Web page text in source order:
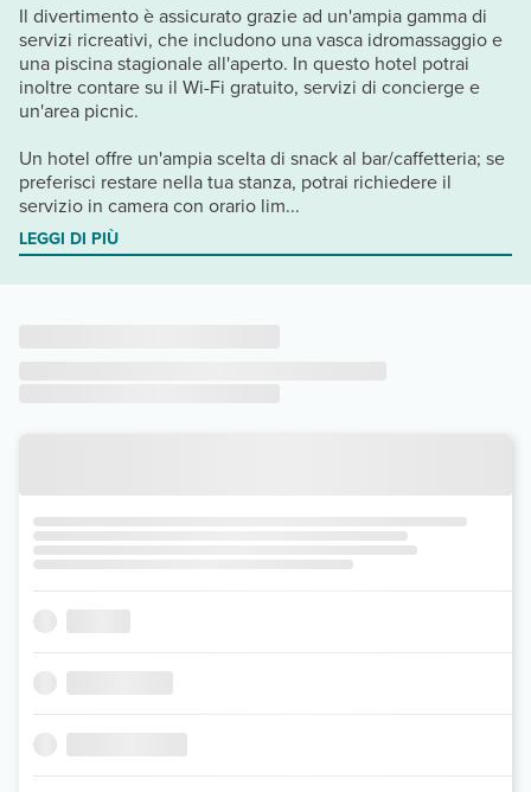
Il divertimento è assicurato grazie ad un'ampia gamma di
servizi ricreativi, che includono una vasca idromassaggio e
una piscina stagionale all'aperto. In questo hotel potrai
inoltre contare su il Wi-Fi gratuito, servizi di concierge e
un'area picnic.
Un hotel offre un'ampia scelta di snack al bar/caffetteria; se
preferisci restare nella tua stanza, potrai richiedere il
servizio in camera con orario lim...
LEGGI DI PIÙ